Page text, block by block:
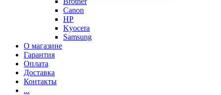
Canon
HP
Kyocera
Samsung
О магазине
Гарантия
Оплата
Доставка
Контакты
...